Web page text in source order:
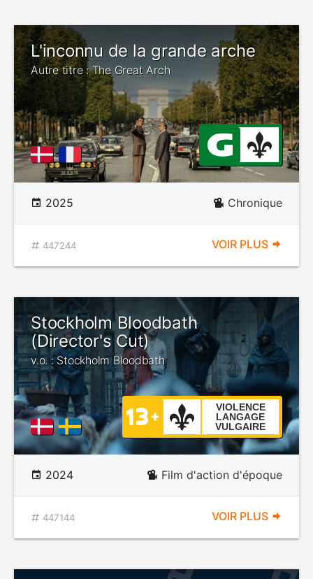
L'inconnu de la grande arche
Autre titre : The Great Arch
2025 Chronique
447244 VOIR PLUS
Stockholm Bloodbath
(Director's Cut)
v.o. : Stockholm Bloodbath
VIOLENCE
LANGAGE
VULGAIRE
2024 Film d'action d'époque
447144 VOIR PLUS